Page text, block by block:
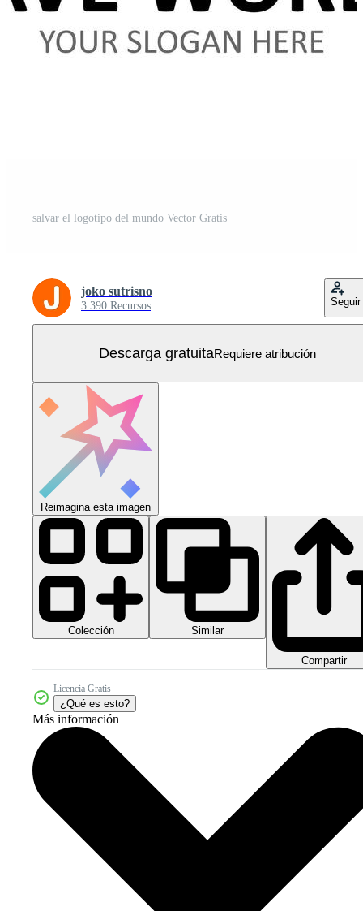
salvar el logotipo del mundo Vector Gratis
joko sutrisno
3.390 Recursos Seguir
Descarga gratuitaRequiere atribución
Reimagina esta imagen
Colección Similar
Compartir
Licencia Gratis
¿Qué es esto?
Más información